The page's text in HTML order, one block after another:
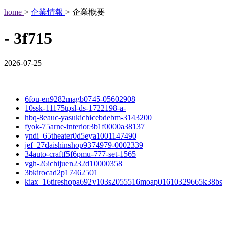
home > 企業情報 > 企業概要
- 3f715
2026-07-25
6fou-en9282magb0745-05602908
10ssk-11175tpsl-ds-1722198-a-
hbq-8eauc-yasukichicebdebm-3143200
fyok-75arne-interior3b1f0000a38137
yndi_65theater0d5eya1001147490
jef_27daishinshop9374979-0002339
34auto-craftf5f6pmu-777-set-1565
vgh-26ichijuen232d10000358
3bkirocad2p17462501
kiax_16tireshopa692v103s2055516moap01610329665k38bs